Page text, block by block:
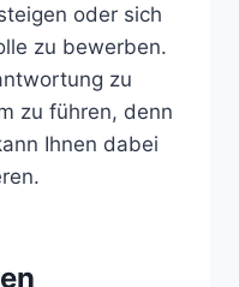
oder sich
zu bewerben.
zu
zu führen, denn
Ihnen dabei